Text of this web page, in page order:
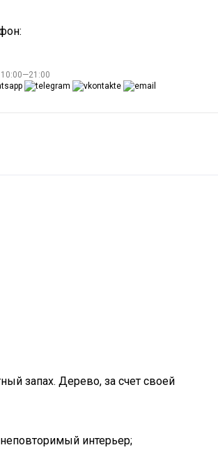
10:00—21:00
запах. Дерево, за счет своей
интерьер;